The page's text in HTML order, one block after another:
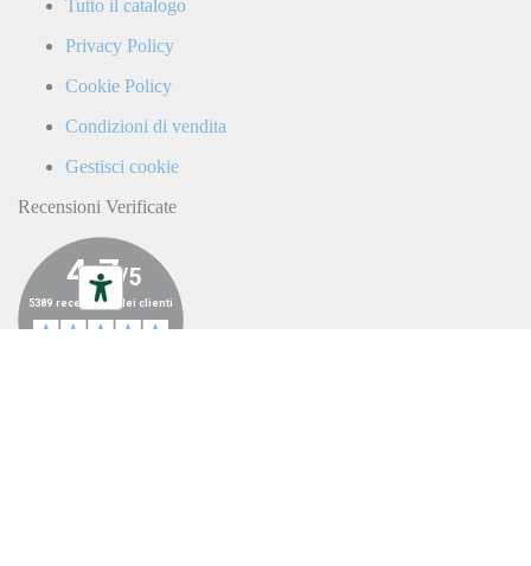
Tutto il catalogo
Privacy Policy
Cookie Policy
Condizioni di vendita
Gestisci cookie
Recensioni Verificate